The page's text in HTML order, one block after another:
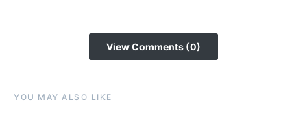
View Comments (0)
YOU MAY ALSO LIKE